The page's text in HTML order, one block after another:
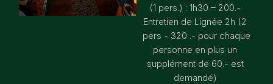
(1 pers.) : 1h30 – 200.-
Entretien de Lignée 2h (2
pers - 320 .- pour chaque
personne en plus un
supplément de 60.- est
demandé)